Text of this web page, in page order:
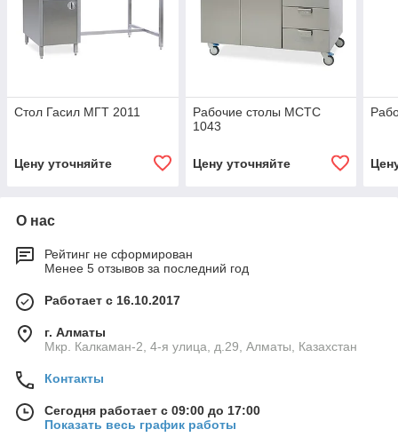
Стол Гасил МГТ 2011
Цену уточняйте
Рабочие столы MCTC
1043
Цену уточняйте
О нас
Рейтинг не сформирован
Менее 5 отзывов за последний год
Работает с 16.10.2017
г. Алматы
Мкр. Калкаман-2, 4-я улица, д.29, Алматы, Казахстан
Контакты
Сегодня работает с 09:00 до 17:00
Показать весь график работы